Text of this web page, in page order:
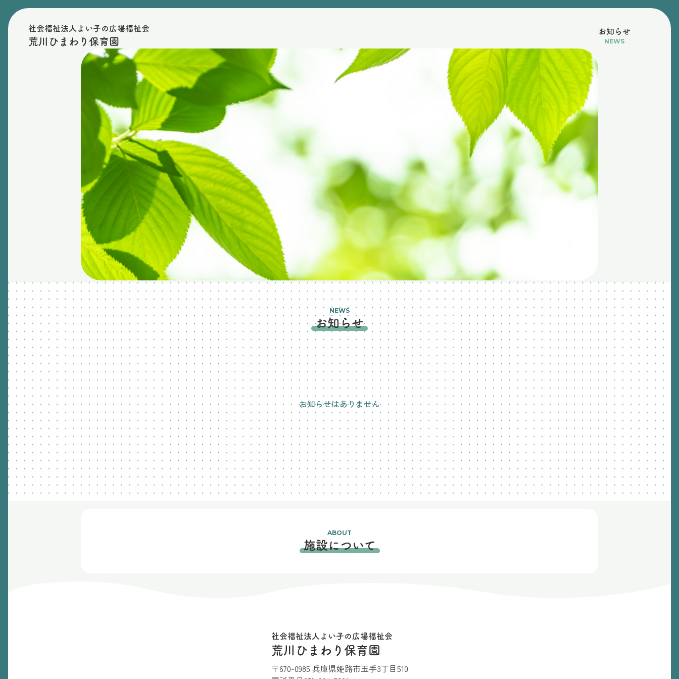
社会福祉法人よい子の広場福祉会
荒川ひまわり保育園
お知らせ
NEWS
NEWS
お知らせ
お知らせはありません
ABOUT
施設について
社会福祉法人よい子の広場福祉会
荒川ひまわり保育園
〒670-0985 兵庫県姫路市玉手3丁目510